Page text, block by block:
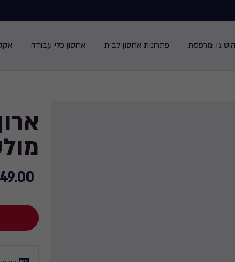
גן ומרפסת פתרונות אחסון לבית אחסון כלי עבודה
849.00
₪